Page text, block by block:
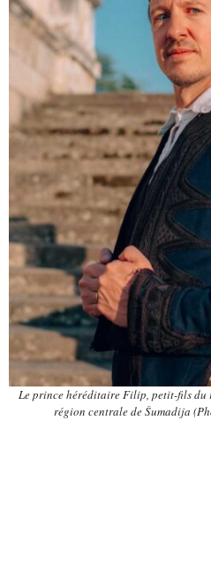
Le prince héréditaire Filip, petit-fils du
région centrale de Šumadija